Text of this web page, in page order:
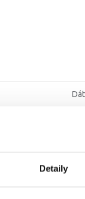
Detaily